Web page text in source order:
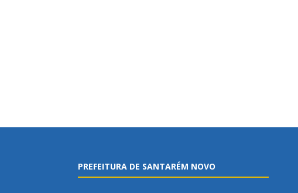
PREFEITURA DE SANTARÉM NOVO